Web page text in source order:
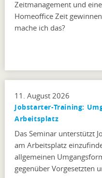
Zeitmanagement und
Homeoffice Zeit
mache ich das?
11. August 2026
Jobstarter-Training:
Arbeitsplatz
Das Seminar unterstützt
am Arbeitsplatz
allgemeinen
gegenüber Vorgesetzten